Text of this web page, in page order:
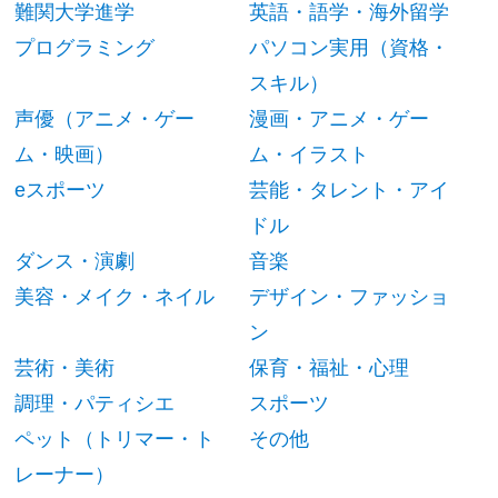
難関大学進学
英語・語学・海外留学
プログラミング
パソコン実用（資格・
スキル）
声優（アニメ・ゲー
ム・映画）
漫画・アニメ・ゲー
ム・イラスト
eスポーツ
芸能・タレント・アイ
ドル
ダンス・演劇
音楽
美容・メイク・ネイル
デザイン・ファッショ
ン
芸術・美術
保育・福祉・心理
調理・パティシエ
スポーツ
ペット（トリマー・ト
レーナー）
その他